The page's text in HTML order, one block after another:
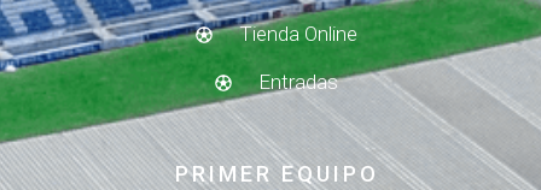
Tienda Online
Entradas
PRIMER EQUIPO